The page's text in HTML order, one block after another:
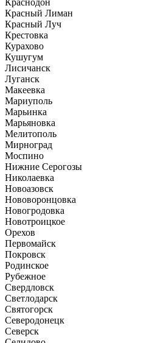
Краснодон
Красный Лиман
Красный Луч
Крестовка
Курахово
Кушугум
Лисичанск
Луганск
Макеевка
Мариуполь
Марьинка
Марьяновка
Мелитополь
Мирноград
Моспино
Нижние Серогозы
Николаевка
Новоазовск
Нововоронцовка
Новогродовка
Новотроицкое
Орехов
Первомайск
Покровск
Родинское
Рубежное
Свердловск
Светлодарск
Святогорск
Северодонецк
Северск